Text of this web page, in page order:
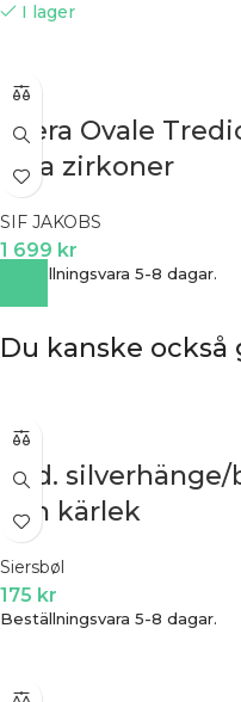
I lager
Ellera Ovale
Vita zirkoner
SIF JAKOBS
1 699 kr
Beställningsvara 5-8 dagar.
Du kanske också
Rod.
och kärlek
Siersbøl
175 kr
Beställningsvara 5-8 dagar.